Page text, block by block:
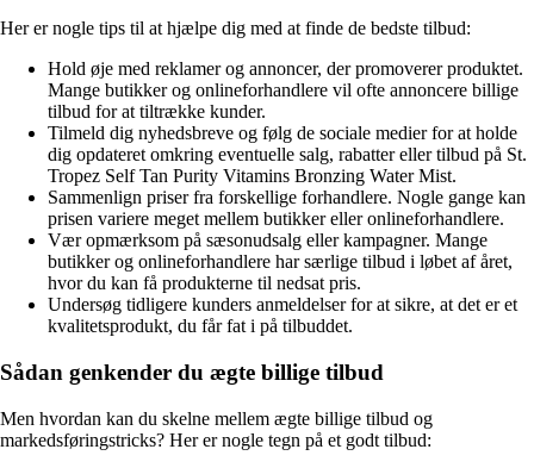
Her er nogle tips til at hjælpe dig med at finde de bedste tilbud:
Hold øje med reklamer og annoncer, der promoverer produktet.
Mange butikker og onlineforhandlere vil ofte annoncere billige
tilbud for at tiltrække kunder.
Tilmeld dig nyhedsbreve og følg de sociale medier for at holde
dig opdateret omkring eventuelle salg, rabatter eller tilbud på St.
Tropez Self Tan Purity Vitamins Bronzing Water Mist.
Sammenlign priser fra forskellige forhandlere. Nogle gange kan
prisen variere meget mellem butikker eller onlineforhandlere.
Vær opmærksom på sæsonudsalg eller kampagner. Mange
butikker og onlineforhandlere har særlige tilbud i løbet af året,
hvor du kan få produkterne til nedsat pris.
Undersøg tidligere kunders anmeldelser for at sikre, at det er et
kvalitetsprodukt, du får fat i på tilbuddet.
Sådan genkender du ægte billige tilbud
Men hvordan kan du skelne mellem ægte billige tilbud og
markedsføringstricks? Her er nogle tegn på et godt tilbud: